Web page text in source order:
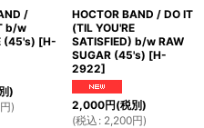
/
b/w
(45's) [H-
)
円)
HOCTOR BAND / DO IT
(TIL YOU'RE
SATISFIED) b/w RAW
SUGAR (45's) [H-
2922]
2,000円(税別)
(税込 : 2,200円)